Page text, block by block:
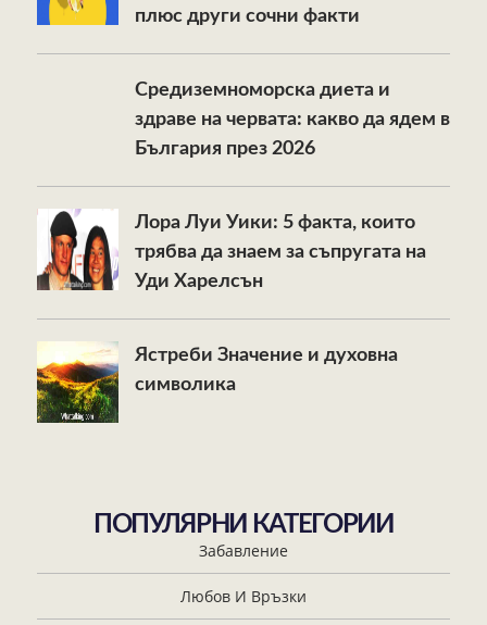
плюс други сочни факти
Средиземноморска диета и
здраве на червата: какво да ядем в
България през 2026
Лора Луи Уики: 5 факта, които
трябва да знаем за съпругата на
Уди Харелсън
Ястреби Значение и духовна
символика
ПОПУЛЯРНИ КАТЕГОРИИ
Забавление
Любов И Връзки